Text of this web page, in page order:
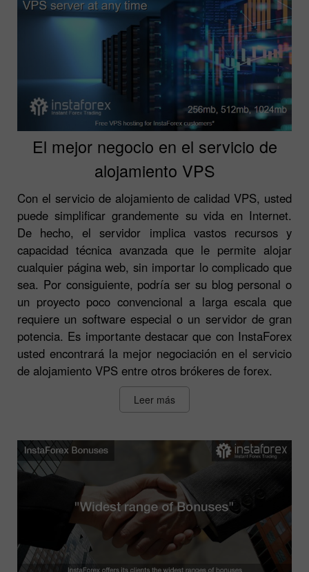
El mejor negocio en el servicio de
alojamiento VPS
Con el servicio de alojamiento de calidad VPS, usted
puede simplificar grandemente su vida en Internet.
De hecho, el servidor implica vastos recursos y
capacidad técnica avanzada que le permite alojar
cualquier página web, sin importar lo complicado que
sea. Por consiguiente, podría ser su blog personal o
un proyecto poco convencional a larga escala que
requiere un software especial o un servidor de gran
potencia. Es importante destacar que con InstaForex
usted encontrará la mejor negociación en el servicio
de alojamiento VPS entre otros brókeres de forex.
Leer más